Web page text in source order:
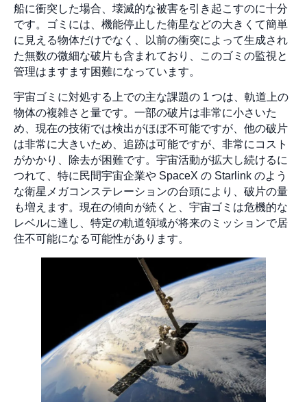
船に衝突した場合、壊滅的な被害を引き起こすのに十分
です。ゴミには、機能停止した衛星などの大きくて簡単
に見える物体だけでなく、以前の衝突によって生成され
た無数の微細な破片も含まれており、このゴミの監視と
管理はますます困難になっています。
宇宙ゴミに対処する上での主な課題の 1 つは、軌道上の
物体の複雑さと量です。一部の破片は非常に小さいた
め、現在の技術では検出がほぼ不可能ですが、他の破片
は非常に大きいため、追跡は可能ですが、非常にコスト
がかかり、除去が困難です。宇宙活動が拡大し続けるに
つれて、特に民間宇宙企業や SpaceX の Starlink のよう
な衛星メガコンステレーションの台頭により、破片の量
も増えます。現在の傾向が続くと、宇宙ゴミは危機的な
レベルに達し、特定の軌道領域が将来のミッションで居
住不可能になる可能性があります。